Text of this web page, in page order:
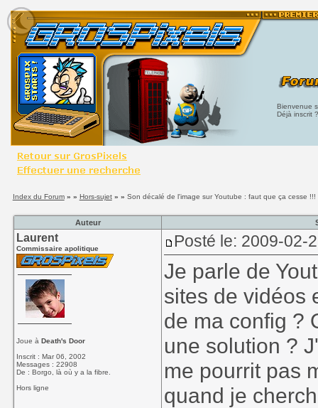
Bienvenue
Déjà inscrit
Index du Forum» » Hors-sujet» » Son décalé de l'image sur Youtube : faut que ça cesse !!!
Auteur
Laurent
Commissaire apolitique
Joue àDeath's Door
Inscrit : Mar 06, 2002
Messages : 22908
De : Borgo, là où y a la fibre.
Hors ligne
Posté le: 2009-02-
Je parle de
sites de vidéos
de ma config ?
une solution ?
me pourrit pas
quand je